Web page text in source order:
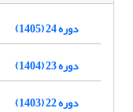
دوره 24 (1405)
دوره 23 (1404)
دوره 22 (1403)